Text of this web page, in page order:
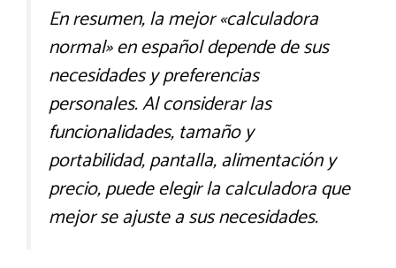
En resumen, la mejor «calculadora
normal» en español depende de sus
necesidades y preferencias
personales. Al considerar las
funcionalidades, tamaño y
portabilidad, pantalla, alimentación y
precio, puede elegir la calculadora que
mejor se ajuste a sus necesidades.